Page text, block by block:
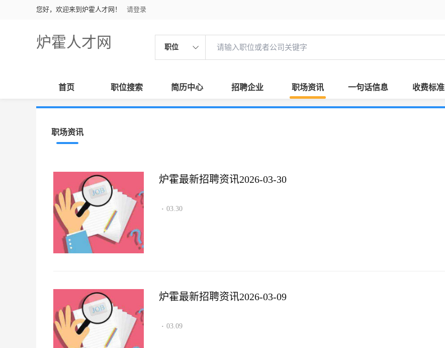
您好，欢迎来到炉霍人才网！ 请登录
炉霍人才网 职位
首页 职位搜索 简历中心 招聘企业 职场资讯 一句话信息 收费标准
职场资讯
炉霍最新招聘资讯2026-03-30
· 03.30
炉霍最新招聘资讯2026-03-09
· 03.09